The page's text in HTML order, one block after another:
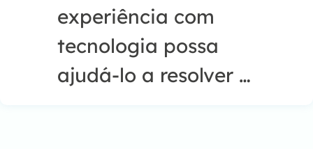
experiência com
tecnologia possa
ajudá-lo a resolver a